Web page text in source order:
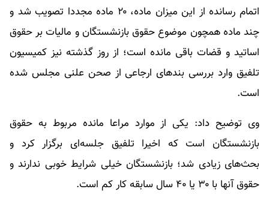
اتمام رسانده از این میزان ماده، ۲۰ ماده مجددا تصویب شد و
چند ماده همچون موضوع حقوق بازنشستگان و مالیات بر حقوق
اساتید و قضات باقی مانده است؛ از روز گذشته نیز کمیسیون
تلفیق وارد بررسی بندهای ارجاعی از صحن علنی مجلس شده
است.
وی توضیح داد: یکی از موارد مراعا مانده مربوط به حقوق
بازنشستگان است که اخیرا تلفیق جلسه‌ای برگزار کرد و
بحث‌های زیادی شد؛ بازنشستگان خیلی شرایط خوبی ندارند و
حقوق آنها با ۳۰ یا ۴۰ سال سابقه کار کم است.